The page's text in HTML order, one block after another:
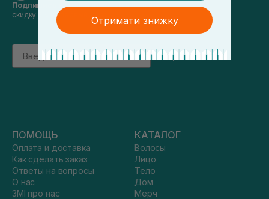
Подпишись на наши новостии получай
скидку 5% на первый заказ
Email
підписатись
ПОМОЩЬ
Оплата и доставка
Как сделать заказ
Ответы на вопросы
О нас
ЗМІ про нас
КАТАЛОГ
Волосы
Лицо
Тело
Дом
Мерч
Отримати знижку